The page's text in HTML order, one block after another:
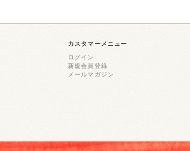
カスタマーメニュー
ログイン
新規会員登録
メールマガジン